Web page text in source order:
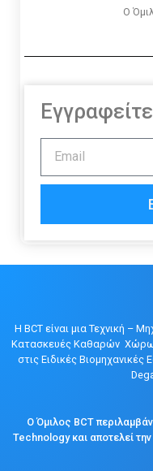
Ο
Η BCT είναι μια Τεχνική –
Κατασκευές Καθαρών
στις Ειδικές
Ο Όμιλος BCT
Technology και αποτελεί